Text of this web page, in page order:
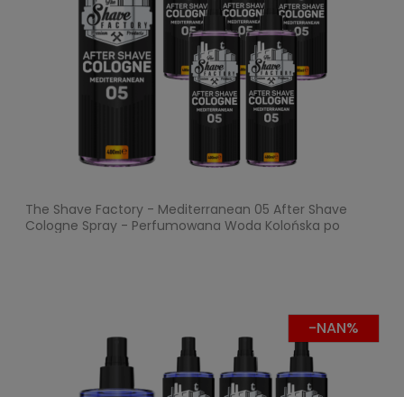
The Shave Factory - Mediterranean 05 After Shave
Cologne Spray - Perfumowana Woda Kolońska po
-NAN%